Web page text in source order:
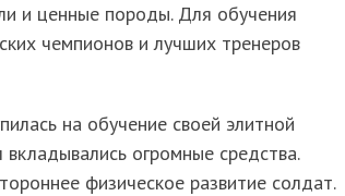
и ценные породы. Для обучения
чемпионов и лучших тренеров
на обучение своей элитной
огромные средства.
физическое развитие солдат.